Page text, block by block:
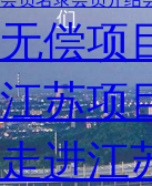
们
无偿项
江苏项
走进江